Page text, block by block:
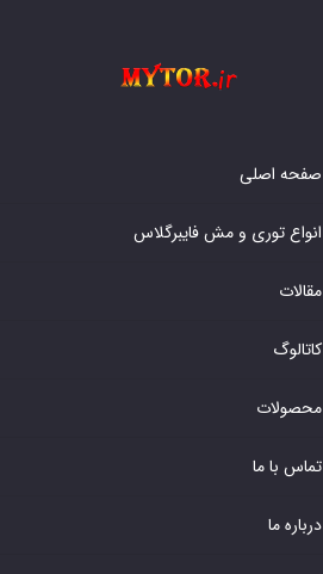
صفحه اصلی
انواع توری و مش فایبرگلاس
مقالات
کاتالوگ
محصولات
تماس با ما
درباره ما